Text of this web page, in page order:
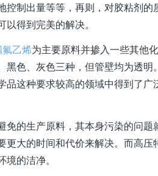
制出量等等，再则，对胶粘剂的
得到完美的解决。
乙烯为主要原料并掺入一些其他
色、灰色三种，但管壁均为透明
这种要求较高的领域中得到了广
的生产原料，其本身污染的问题
大的时间和代价来解决。而高压
的洁净。